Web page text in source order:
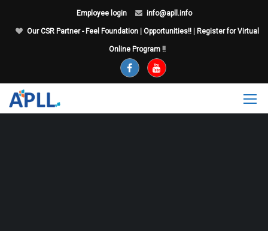
Employee login info@apll.info
Our CSR Partner - Feel Foundation Opportunities!! Register for Virtual
Online Program !!